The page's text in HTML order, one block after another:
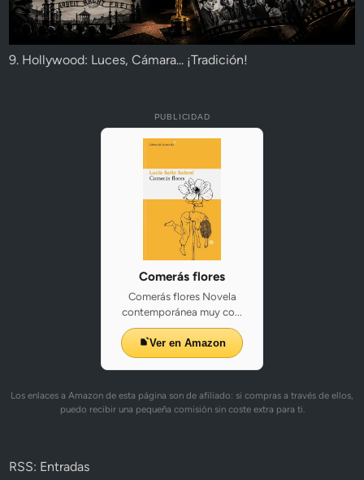
9. Hollywood: Luces, Cámara... ¡Tradición!
PUBLICIDAD
Comerás flores
Comerás flores Novela
contemporánea muy co...
Ver en Amazon
Los enlaces a Amazon de esta página son de afiliado: si compras a través de ellos,
puedo recibir una pequeña comisión sin coste extra para ti.
RSS: Entradas